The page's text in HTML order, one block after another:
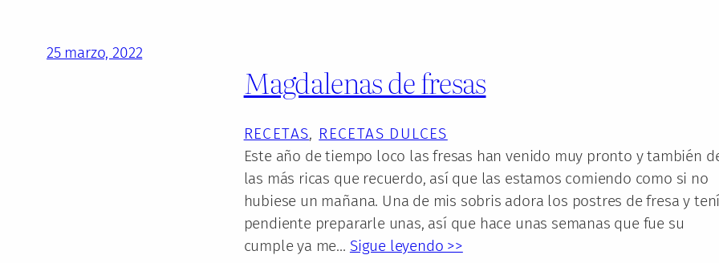
25 marzo, 2022
Magdalenas de fresas
RECETAS, RECETAS DULCES
Este año de tiempo loco las fresas han venido muy pronto y también
las más ricas que recuerdo, así que las estamos comiendo como si no
hubiese un mañana. Una de mis sobris adora los postres de fresa y
pendiente prepararle unas, así que hace unas semanas que fue su
cumple ya me… Sigue leyendo >>